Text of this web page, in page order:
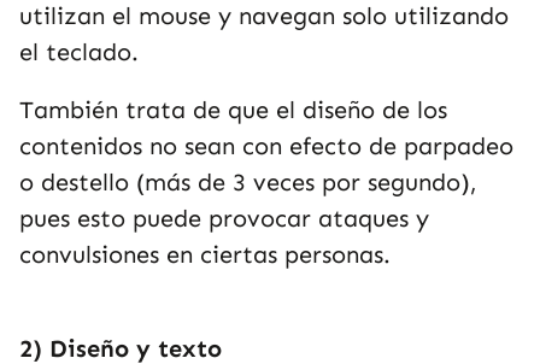
utilizan el mouse y navegan solo utilizando
el teclado.
También trata de que el diseño de los
contenidos no sean con efecto de parpadeo
o destello (más de 3 veces por segundo),
pues esto puede provocar ataques y
convulsiones en ciertas personas.
2) Diseño y texto